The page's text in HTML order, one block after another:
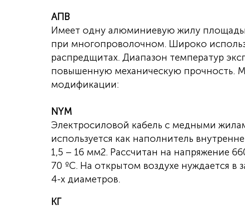
АПВ
Имеет одну алюминиевую жилу
при многопроволочном. Широко
распредщитах. Диапазон температур
повышенную механическую прочность.
модификации:
NYM
Электросиловой кабель с медными
используется как наполнитель
1,5 – 16 мм2. Рассчитан на напряжение
70 ºС. На открытом воздухе нуждается в
4-х диаметров.
КГ